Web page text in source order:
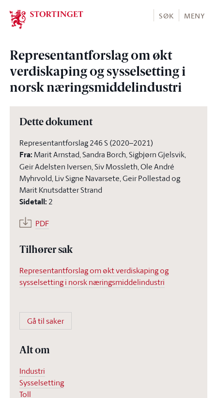
Stortinget.no
SØK MENY
Representantforslag om økt
verdiskaping og sysselsetting i
norsk næringsmiddelindustri
Dette dokument
Representantforslag 246 S (2020–2021)
Fra: Marit Arnstad, Sandra Borch, Sigbjørn Gjelsvik,
Geir Adelsten Iversen, Siv Mossleth, Ole André
Myhrvold, Liv Signe Navarsete, Geir Pollestad og
Marit Knutsdatter Strand
Sidetall: 2
PDF
Tilhører sak
Representantforslag om økt verdiskaping og
sysselsetting i norsk næringsmiddelindustri
Gå til saker
Alt om
Industri
Sysselsetting
Toll